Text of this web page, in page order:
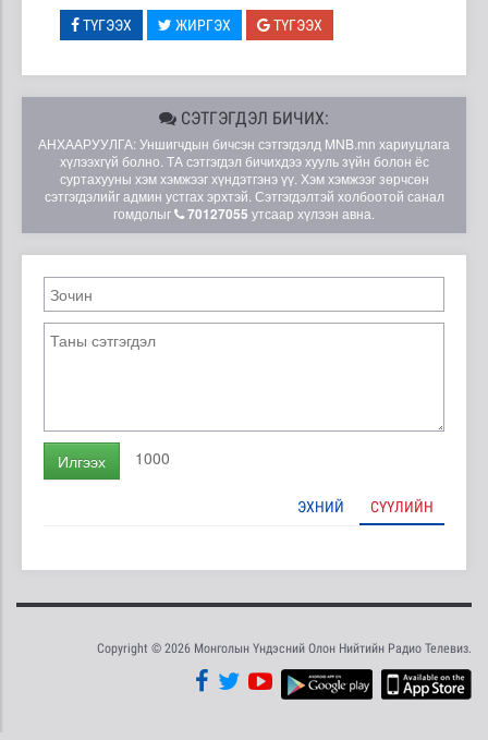
ТҮГЭЭХ ЖИРГЭХ ТҮГЭЭХ
СЭТГЭГДЭЛ БИЧИХ:
АНХААРУУЛГА: Уншигчдын бичсэн сэтгэгдэлд MNB.mn хариуцлага
хүлээхгүй болно. ТА сэтгэгдэл бичихдээ хууль зүйн болон ёс
суртахууны хэм хэмжээг хүндэтгэнэ үү. Хэм хэмжээг зөрчсөн
сэтгэгдэлийг админ устгах эрхтэй. Сэтгэгдэлтэй холбоотой санал
гомдолыг
70127055 утсаар хүлээн авна.
Илгээх 1000
ЭХНИЙ СҮҮЛИЙН
Copyright © 2026 Монголын Үндэсний Олон Нийтийн Радио Телевиз.